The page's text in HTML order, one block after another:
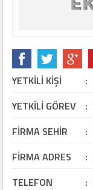
YETKİLİ KİŞİ :
YETKİLİ GÖREV :
FİRMA SEHİR :
FİRMA ADRES :
TELEFON :